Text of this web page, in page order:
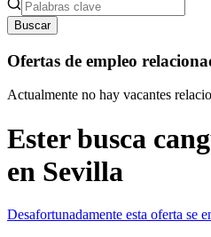
Buscar
Ofertas de empleo
Actualmente no hay vacantes
Ester busca
en Sevilla
Desafortunadamente esta oferta se